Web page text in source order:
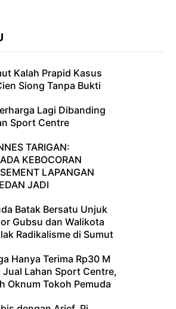
Kalah Prapid Kasus
Siong Tanpa Bukti
Lagi Dibanding
Sport Centre
TARIGAN:
KEBOCORAN
LAPANGAN
JADI
Batak Bersatu Unjuk
Gubsu dan Walikota
Radikalisme di Sumut
Hanya Terima Rp30 M
Jual Lahan Sport Centre,
Oknum Tokoh Pemuda